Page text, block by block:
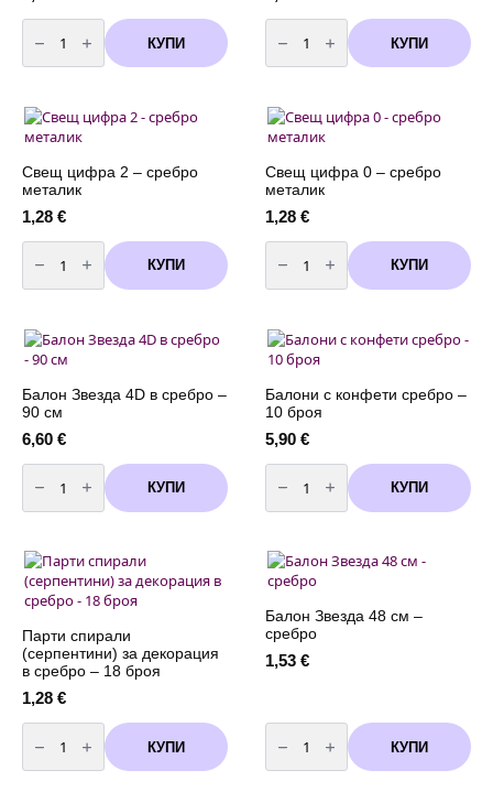
количество
за
цифра
сребро
металик
КУПИ
количество
за
цифра
сребро
металик
КУПИ
Свещ цифра 2 – сребро
металик
1,28 €
количество
за
цифра
сребро
металик
КУПИ
Свещ цифра 0 – сребро
металик
1,28 €
количество
за
цифра
сребро
металик
КУПИ
Балон Звезда 4D в сребро –
90 см
6,60 €
количество
за
Балон
Звезда
сребро
-
90
см
КУПИ
Балони с конфети сребро –
10 броя
5,90 €
количество
за
Балони
с
-
10
броя
КУПИ
Парти спирали
(серпeнтини) за декорация
в сребро – 18 броя
1,28 €
количество
за
Парти
спирали
КУПИ
Балон Звезда 48 см –
сребро
1,53 €
количество
за
Балон
Звезда
КУПИ